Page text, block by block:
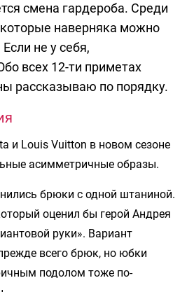
смена гардероба. Среди
которые наверняка можно
не у себя,
всех 12-ти приметах
рассказываю по порядку.
и Louis Vuitton в новом сезоне
асимметричные образы.
брюки с одной штаниной.
оценил бы герой Андрея
руки». Вариант
всего брюк, но юбки
подолом тоже по-